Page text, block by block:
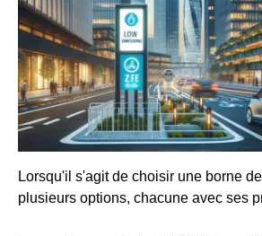
Lorsqu'il s'agit de choisir une borne
plusieurs options, chacune avec ses